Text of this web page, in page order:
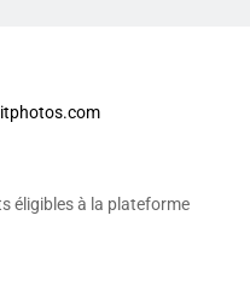
éligibles à la plateforme